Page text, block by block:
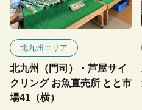
北九州エリア
北九州（門司）・芦屋サイ
クリング お魚直売所 とと市
場41（横）